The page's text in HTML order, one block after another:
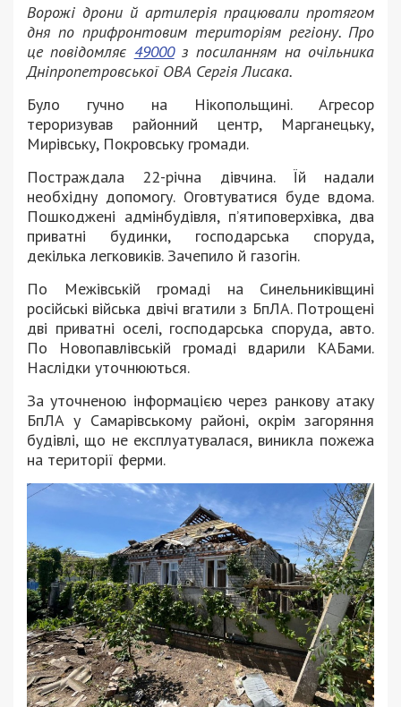
Ворожі дрони й артилерія працювали протягом
дня по прифронтовим територіям регіону. Про
це повідомляє 49000з посиланням на очільника
Дніпропетровської ОВА Сергія Лисака.
Було гучно на Нікопольщині. Агресор
тероризував районний центр, Марганецьку,
Мирівську, Покровську громади.
Постраждала 22-річна дівчина. Їй надали
необхідну допомогу. Оговтуватися буде вдома.
Пошкоджені адмінбудівля, п’ятиповерхівка, два
приватні будинки, господарська споруда,
декілька легковиків. Зачепило й газогін.
По Межівській громаді на Синельниківщині
російські війська двічі вгатили з БпЛА. Потрощені
дві приватні оселі, господарська споруда, авто.
По Новопавлівській громаді вдарили КАБами.
Наслідки уточнюються.
За уточненою інформацією через ранкову атаку
БпЛА у Самарівському районі, окрім загоряння
будівлі, що не експлуатувалася, виникла пожежа
на території ферми.